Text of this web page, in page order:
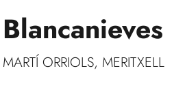
Blancanieves
MARTÍ ORRIOLS, MERITXELL